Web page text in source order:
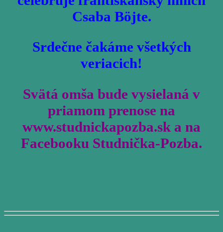
Csaba Böjte.
Srdečne čakáme všetkých
veriacich!
Svätá omša bude vysielaná v
priamom prenose na
www.studnickapozba.sk a na
Facebooku Studnička-Pozba.